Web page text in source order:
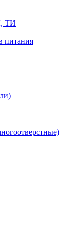
ТИ
питания